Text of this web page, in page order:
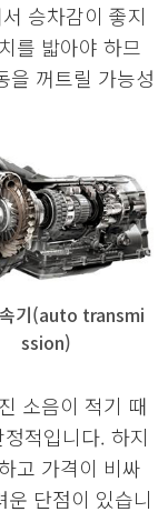
승차감이 좋지
를 밟아야 하므
을 꺼트릴 가능성
기(auto transmi
ssion)
소음이 적기 때
적입니다. 하지
고 가격이 비싸
단점이 있습니